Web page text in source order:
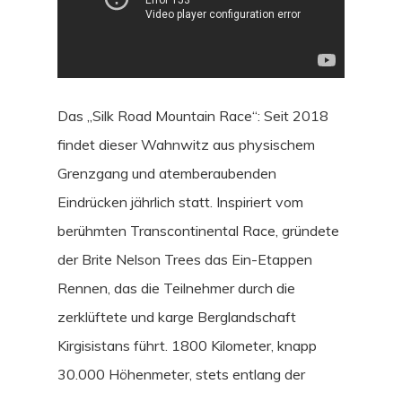
Das „Silk Road Mountain Race“: Seit 2018
findet dieser Wahnwitz aus physischem
Grenzgang und atemberaubenden
Eindrücken jährlich statt. Inspiriert vom
berühmten Transcontinental Race, gründete
der Brite Nelson Trees das Ein-Etappen
Rennen, das die Teilnehmer durch die
zerklüftete und karge Berglandschaft
Kirgisistans führt. 1800 Kilometer, knapp
30.000 Höhenmeter, stets entlang der
STORIES
INTERVIEWS
CULTURE
GEAR
REISE